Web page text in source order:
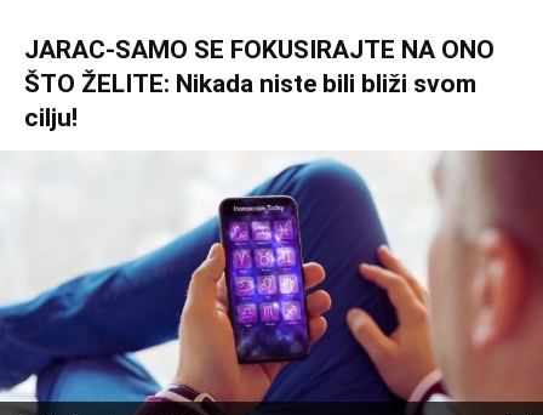
JARAC-SAMO SE FOKUSIRAJTE NA ONO
ŠTO ŽELITE: Nikada niste bili bliži svom
cilju!